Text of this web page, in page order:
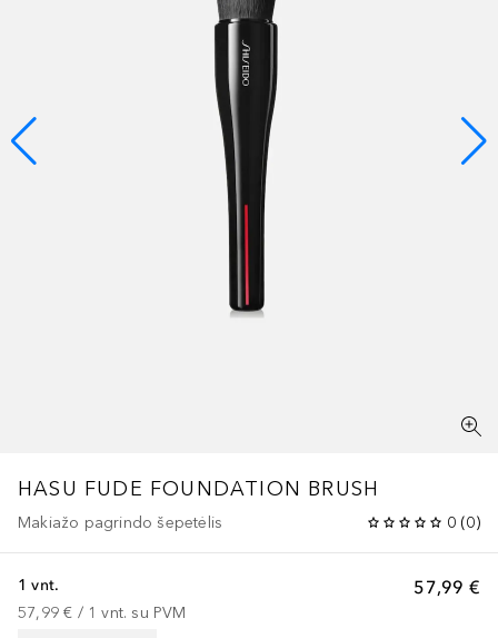
HASU FUDE FOUNDATION BRUSH
Makiažo pagrindo šepetėlis 0 (0)
57,99 €
1 vnt.
57,99 € / 1 vnt. su PVM